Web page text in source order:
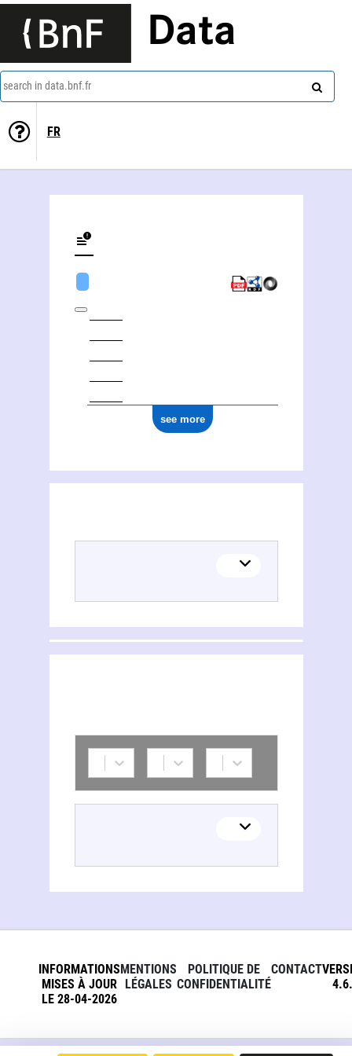
Data
search in data.bnf.fr
FR
see more
INFORMATIONS
MISES À JOUR
LE 28-04-2026
MENTIONS
LÉGALES
POLITIQUE DE
CONFIDENTIALITÉ
CONTACT